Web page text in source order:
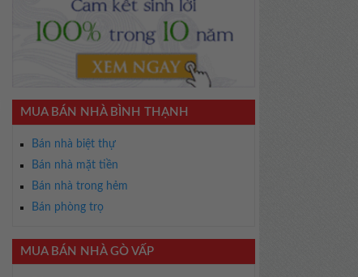
MUA BÁN NHÀ BÌNH THẠNH
Bán nhà biệt thự
Bán nhà mặt tiền
Bán nhà trong hẻm
Bán phòng trọ
MUA BÁN NHÀ GÒ VẤP